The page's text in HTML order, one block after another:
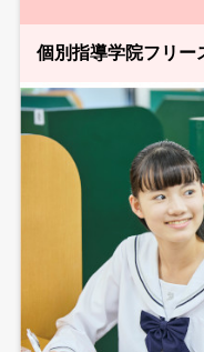
個別指導学院フリー